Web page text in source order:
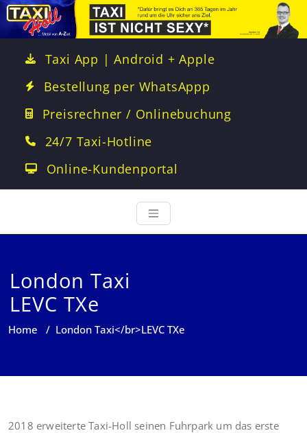
Taxi App | Android + Apple
Bestellung per WhatsAppp
Preisrechner / Onlinebuchung
24/7 Taxi-Hotline
Online-Kundenportal
London Taxi
LEVC TXe
Home / London Taxi</br>LEVC TXe
2018 erweiterte Taxi-Holl seinen Fuhrpark um das erste